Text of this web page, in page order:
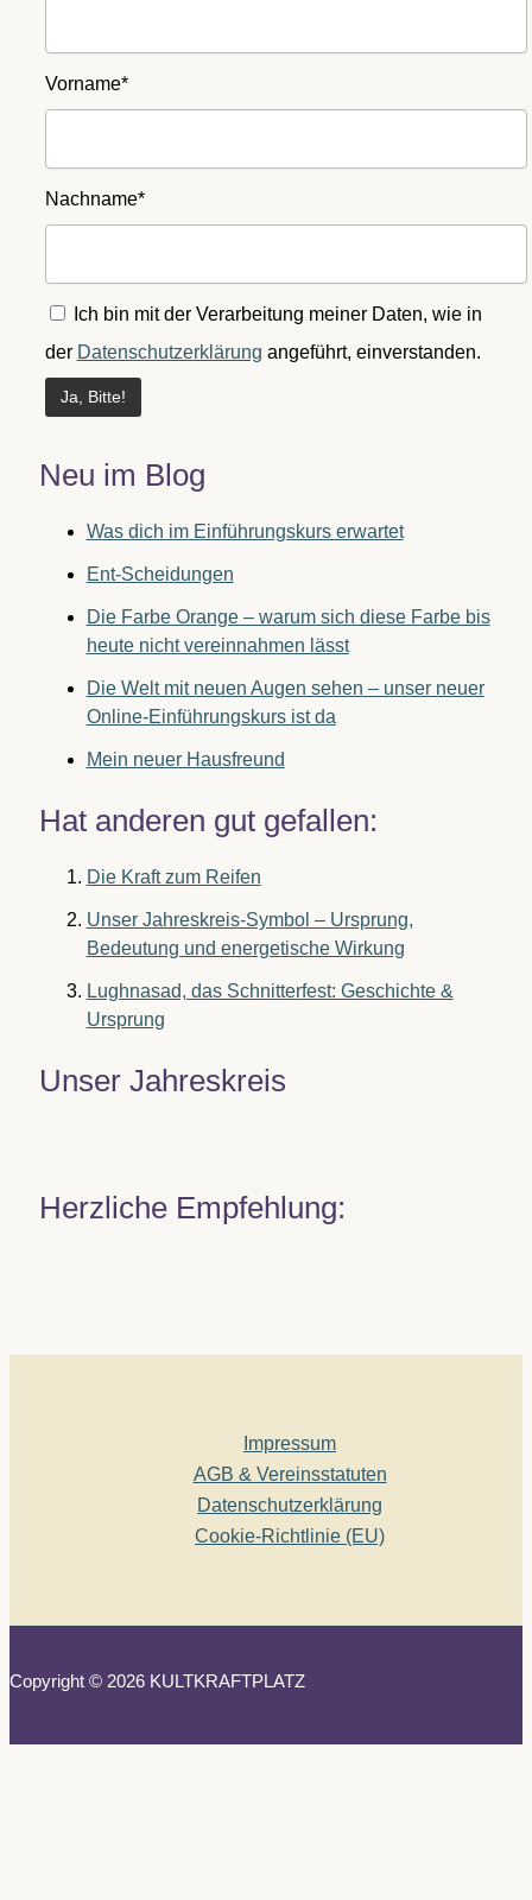
Vorname*
Nachname*
Ich bin mit der Verarbeitung meiner Daten, wie in
der Datenschutzerklärung angeführt, einverstanden.
Neu im Blog
Was dich im Einführungskurs erwartet
Ent-Scheidungen
Die Farbe Orange – warum sich diese Farbe bis
heute nicht vereinnahmen lässt
Die Welt mit neuen Augen sehen – unser neuer
Online-Einführungskurs ist da
Mein neuer Hausfreund
Hat anderen gut gefallen:
Die Kraft zum Reifen
Unser Jahreskreis-Symbol – Ursprung,
Bedeutung und energetische Wirkung
Lughnasad, das Schnitterfest: Geschichte &
Ursprung
Unser Jahreskreis
Herzliche Empfehlung:
Impressum
AGB & Vereinsstatuten
Datenschutzerklärung
Cookie-Richtlinie (EU)
Copyright © 2026 KULTKRAFTPLATZ